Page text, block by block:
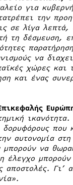
για
την
σε λίγα
τη δέσμευση,
να
χώρες και
και ένας
που
αυτονομία
να
μπορούν
Γι’